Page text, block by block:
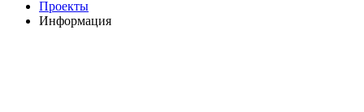
Проекты
Информация